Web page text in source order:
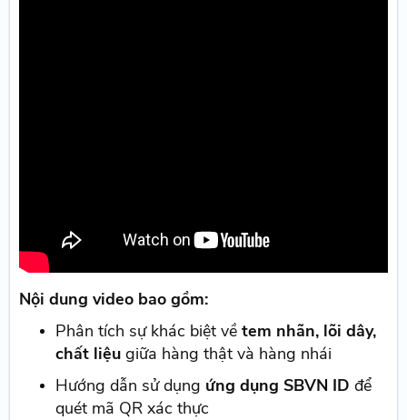
Nội dung video bao gồm:
Phân tích sự khác biệt vềtem nhãn, lõi dây,
chất liệu giữa hàng thật và hàng nhái
Hướng dẫn sử dụng ứng dụng SBVN ID để
quét mã QR xác thực